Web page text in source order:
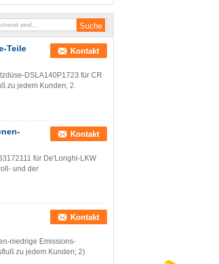
Teile
Kontakt
DSLA140P1723 für CR
zu jedem Kunden; 2.
Kontakt
für De'Longhi-LKW
und der
Kontakt
niedrige Emissions-
zu jedem Kunden; 2)